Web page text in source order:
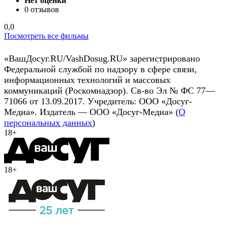
0 отзывов
0,0
Посмотреть все фильмы
«ВашДосуг.RU/VashDosug.RU» зарегистрировано
Федеральной службой по надзору в сфере связи,
информационных технологий и массовых
коммуникаций (Роскомнадзор). Св-во Эл № ФС 77—
71066 от 13.09.2017. Учредитель: ООО «Досуг-
Медиа». Издатель — ООО «Досуг-Медиа» (О
персональных данных)
18+
18+